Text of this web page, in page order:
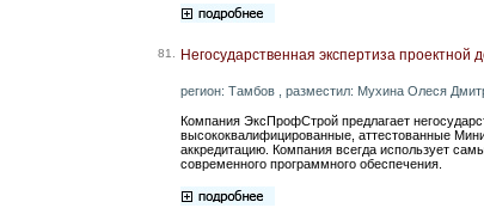
81. Негосударственная экспертиза проектной
регион: Тамбов , разместил: Мухина Олеся
Компания ЭксПрофСтрой предлагает
высококвалифицированные, аттестованные
аккредитацию. Компания всегда использует
современного программного обеспечения.